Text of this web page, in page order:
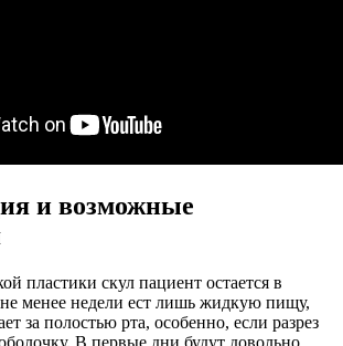
и возможные
пластики скул пациент остается в
менее недели ест лишь жидкую пищу,
за полостью рта, особенно, если разрез
В первые дни будут довольно